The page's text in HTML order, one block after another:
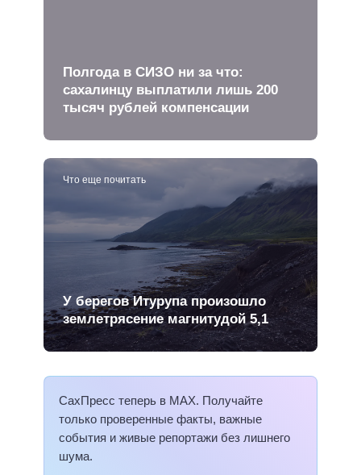
Полгода в СИЗО ни за что:
сахалинцу выплатили лишь 200
тысяч рублей компенсации
Что еще почитать
У берегов Итурупа произошло
землетрясение магнитудой 5,1
СахПресс теперь в MAX. Получайте
только проверенные факты, важные
события и живые репортажи без лишнего
шума.